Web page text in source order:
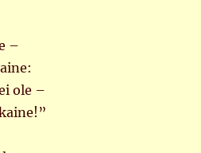
–
ole –